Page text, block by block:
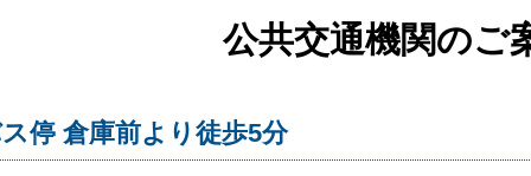
公共交通機関のご
停 倉庫前より徒歩5分